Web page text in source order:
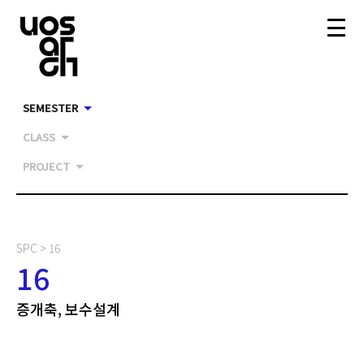
SEMESTER
CLASS
PROJECT
SPC > 16
16
증개축, 보수설계